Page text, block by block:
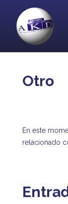
contenido
principal
Otro
En este
relacionado